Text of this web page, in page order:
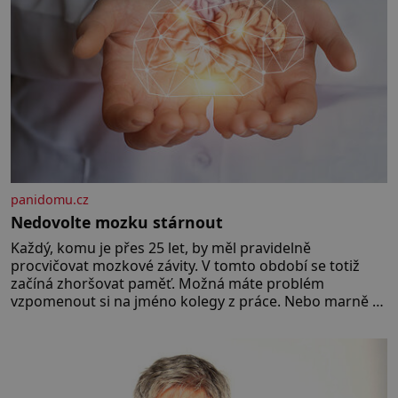
[…]
panidomu.cz
Nedovolte mozku stárnout
Každý, komu je přes 25 let, by měl pravidelně
procvičovat mozkové závity. V tomto období se totiž
začíná zhoršovat paměť. Možná máte problém
vzpomenout si na jméno kolegy z práce. Nebo marně v
rozhodla stávkovat. Cvičte